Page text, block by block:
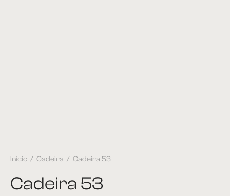
Início / Cadeira / Cadeira 53
Cadeira 53